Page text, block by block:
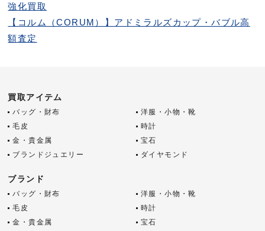
強化買取
【コルム（CORUM）】アドミラルズカップ・バブル高
額査定
買取アイテム
バッグ・財布
洋服・小物・靴
毛皮
時計
金・貴金属
宝石
ブランドジュエリー
ダイヤモンド
ブランド
バッグ・財布
洋服・小物・靴
毛皮
時計
金・貴金属
宝石